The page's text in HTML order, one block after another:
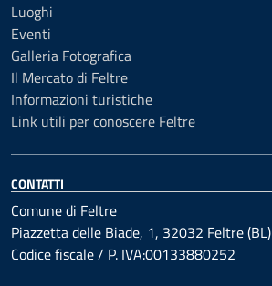
Luoghi
Eventi
Galleria Fotografica
Il Mercato di Feltre
Informazioni turistiche
Link utili per conoscere Feltre
CONTATTI
Comune di Feltre
Piazzetta delle Biade, 1, 32032 Feltre (BL)
Codice fiscale / P. IVA:00133880252